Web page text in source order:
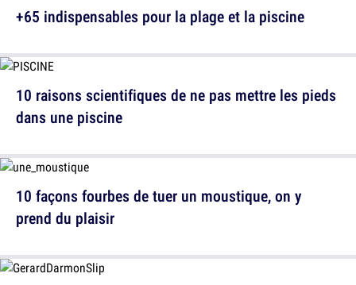
+65 indispensables pour la plage et la piscine
10 façons fourbes de tuer un moustique, on y
prend du plaisir
10 raisons scientifiques de ne pas mettre les pieds
dans une piscine